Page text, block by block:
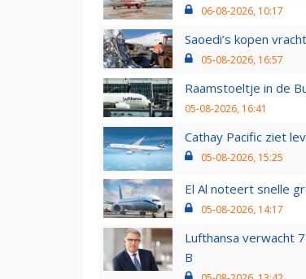
06-08-2026, 10:17
Saoedi’s kopen
05-08-2026, 16:57
Raamstoeltje in de
05-08-2026, 16:41
Cathay Pacific ziet
05-08-2026, 15:25
El Al noteert snelle
05-08-2026, 14:17
Lufthansa verwacht
B